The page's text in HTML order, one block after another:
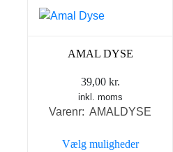
AMAL DYSE
39,00 kr.
inkl. moms
Varenr: AMALDYSE
Vælg muligheder